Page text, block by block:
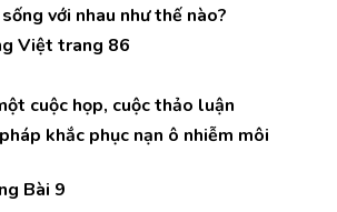
với nhau như thế nào?
Việt trang 86
cuộc họp, cuộc thảo luận
khắc phục nạn ô nhiễm môi
Bài 9